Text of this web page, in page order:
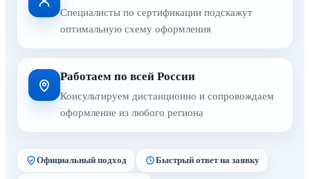
Специалисты по сертификации подскажут
оптимальную схему оформления
Работаем по всей России
Консультируем дистанционно и сопровождаем
оформление из любого региона
Официальный подход Быстрый ответ на заявку